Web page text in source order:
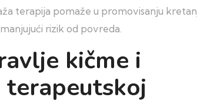
terapija pomaže u promovisanju
rizik od povreda.
kičme i